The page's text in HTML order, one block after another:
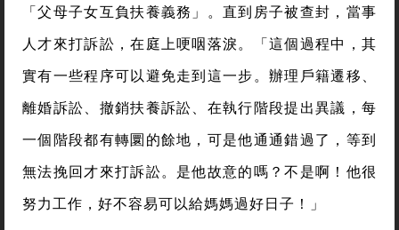
「父母子女互負扶養義務」。直到房子被查封，當事
人才來打訴訟，在庭上哽咽落淚。「這個過程中，其
實有一些程序可以避免走到這一步。辦理戶籍遷移、
離婚訴訟、撤銷扶養訴訟、在執行階段提出異議，每
一個階段都有轉圜的餘地，可是他通通錯過了，等到
無法挽回才來打訴訟。是他故意的嗎？不是啊！他很
努力工作，好不容易可以給媽媽過好日子！」